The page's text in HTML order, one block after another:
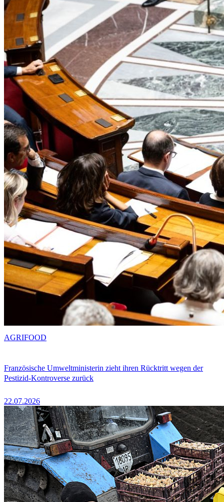
Französische Umweltministerin zieht ihren Rücktritt wegen der
Pestizid-Kontroverse zurück
22.07.2026
AGRIFOOD